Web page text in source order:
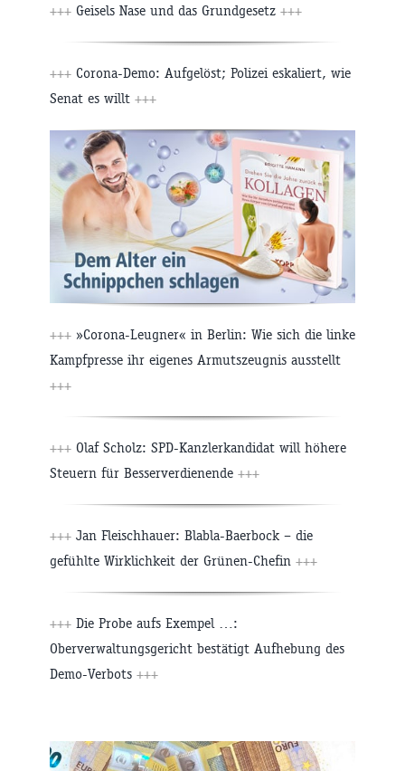
+++ Geisels Nase und das Grundgesetz +++
+++ Corona-Demo: Aufgelöst; Polizei eskaliert, wie
Senat es willt +++
+++ »Corona-Leugner« in Berlin: Wie sich die linke
Kampfpresse ihr eigenes Armutszeugnis ausstellt
+++
+++ Olaf Scholz: SPD-Kanzlerkandidat will höhere
Steuern für Besserverdienende +++
+++ Jan Fleischhauer: Blabla-Baerbock – die
gefühlte Wirklichkeit der Grünen-Chefin +++
+++ Die Probe aufs Exempel …:
Oberverwaltungsgericht bestätigt Aufhebung des
Demo-Verbots +++